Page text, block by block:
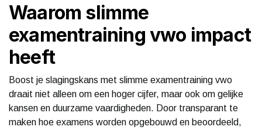
Waarom slimme
examentraining vwo impact
heeft
Boost je slagingskans met slimme examentraining vwo
draait niet alleen om een hoger cijfer, maar ook om gelijke
kansen en duurzame vaardigheden. Door transparant te
maken hoe examens worden opgebouwd en beoordeeld,